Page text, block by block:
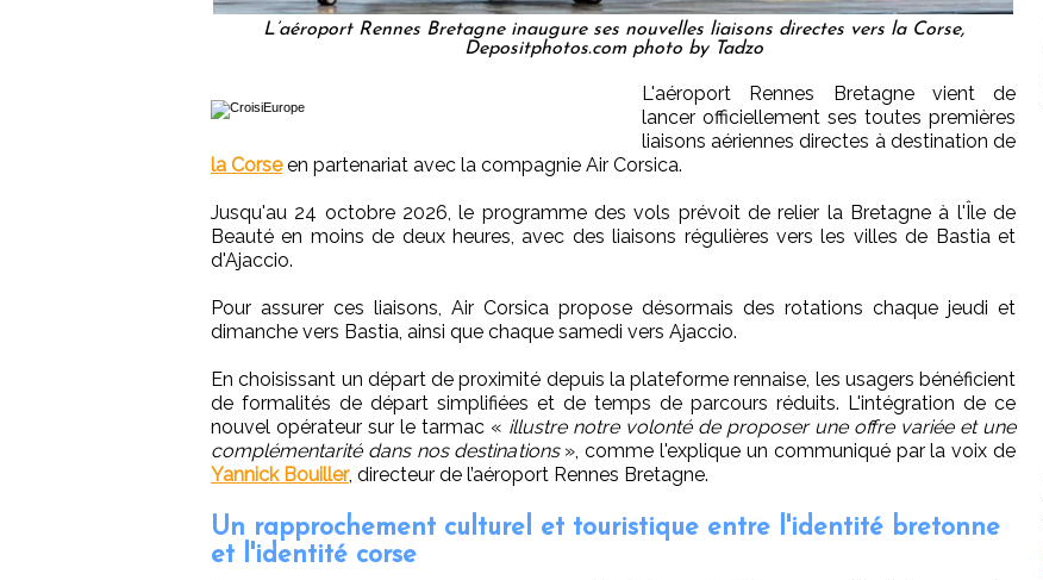
L’aéroport Rennes Bretagne inaugure ses nouvelles liaisons directes vers la Corse,
Depositphotos.com photo by Tadzo
L'aéroport Rennes Bretagne vient de
lancer officiellement ses toutes premières
liaisons aériennes directes à destination de
la Corseen partenariat avec la compagnie Air Corsica.
Jusqu'au 24 octobre 2026, le programme des vols prévoit de relier la Bretagne à l'Île de
Beauté en moins de deux heures, avec des liaisons régulières vers les villes de Bastia et
d'Ajaccio.
Pour assurer ces liaisons, Air Corsica propose désormais des rotations chaque jeudi et
dimanche vers Bastia, ainsi que chaque samedi vers Ajaccio.
En choisissant un départ de proximité depuis la plateforme rennaise, les usagers bénéficient
de formalités de départ simplifiées et de temps de parcours réduits. L'intégration de ce
nouvel opérateur sur le tarmac « illustre notre volonté de proposer une offre variée et une
complémentarité dans nos destinations», comme l'explique un communiqué par la voix de
Yannick Bouiller, directeur de l’aéroport Rennes Bretagne.
Un rapprochement culturel et touristique entre l'identité bretonne
et l'identité corse